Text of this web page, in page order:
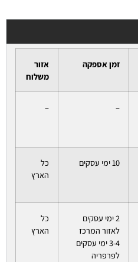
זמן אספקה
אזור
משלוח
–
–
10 ימי עסקים
כל
הארץ
2 ימי עסקים
לאזור המרכז
3-4 ימי עסקים
לפרפריה
כל
הארץ